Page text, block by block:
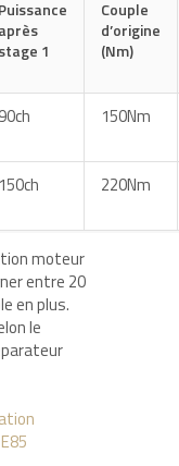
Puissance
après
stage 1
Couple
d’origine
(Nm)
90ch 150Nm
150ch 220Nm
moteur
entre 20
en plus.
le